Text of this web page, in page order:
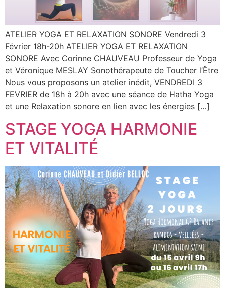
ATELIER YOGA ET RELAXATION SONORE Vendredi 3
Février 18h-20h ATELIER YOGA ET RELAXATION
SONORE Avec Corinne CHAUVEAU Professeur de Yoga
et Véronique MESLAY Sonothérapeute de Toucher l’Être
Nous vous proposons un atelier inédit, VENDREDI 3
FEVRIER de 18h à 20h avec une séance de Hatha Yoga
et une Relaxation sonore en lien avec les énergies […]
STAGE YOGA HARMONIE
ET VITALITÉ